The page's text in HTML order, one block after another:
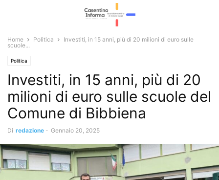
Home Politica
Investiti, in 15 anni, più di 20 milioni di euro sulle
scuole...
Politica
Investiti, in 15 anni, più di 20
milioni di euro sulle scuole del
Comune di Bibbiena
Di redazione - Gennaio 20, 2025